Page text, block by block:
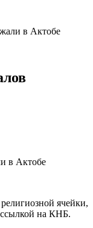
в Актобе
ячейки,
ссылкой на КНБ.